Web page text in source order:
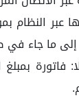
من ينوب عنه
ما جاء في
فاتورة